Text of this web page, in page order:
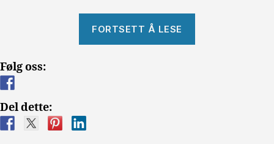
FORTSETT Å LESE
Følg oss:
Del dette: